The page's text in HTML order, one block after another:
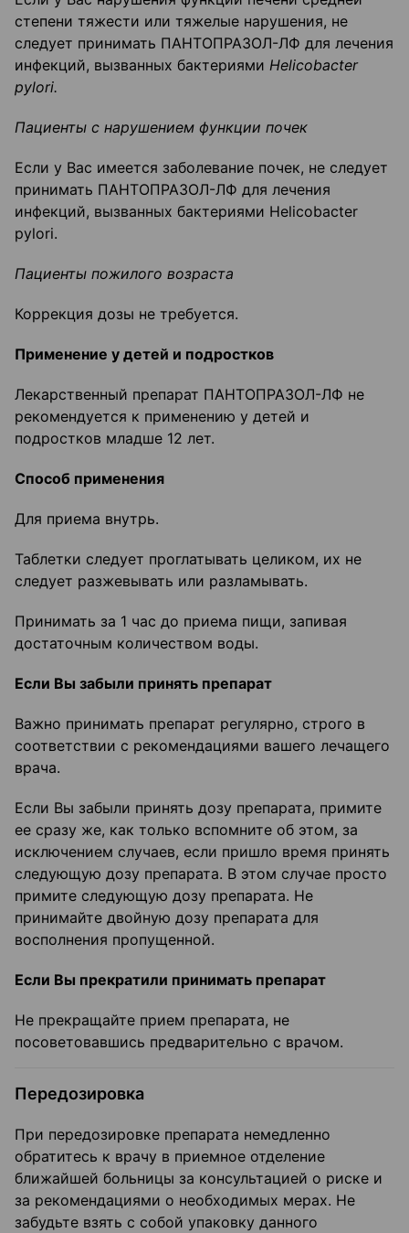
степени тяжести или тяжелые нарушения, не
следует принимать ПАНТОПРАЗОЛ-ЛФ для лечения
инфекций, вызванных бактериями Helicobacter
pylori.
Пациенты с нарушением функции почек
Если у Вас имеется заболевание почек, не следует
принимать ПАНТОПРАЗОЛ-ЛФ для лечения
инфекций, вызванных бактериями Helicobacter
pylori.
Пациенты пожилого возраста
Коррекция дозы не требуется.
Применение у детей и подростков
Лекарственный препарат ПАНТОПРАЗОЛ-ЛФ не
рекомендуется к применению у детей и
подростков младше 12 лет.
Способ применения
Для приема внутрь.
Таблетки следует проглатывать целиком, их не
следует разжевывать или разламывать.
Принимать за 1 час до приема пищи, запивая
достаточным количеством воды.
Если Вы забыли принять препарат
Важно принимать препарат регулярно, строго в
соответствии с рекомендациями вашего лечащего
врача.
Если Вы забыли принять дозу препарата, примите
ее сразу же, как только вспомните об этом, за
исключением случаев, если пришло время принять
следующую дозу препарата. В этом случае просто
примите следующую дозу препарата. Не
принимайте двойную дозу препарата для
восполнения пропущенной.
Если Вы прекратили принимать препарат
Не прекращайте прием препарата, не
посоветовавшись предварительно с врачом.
Передозировка
При передозировке препарата немедленно
обратитесь к врачу в приемное отделение
ближайшей больницы за консультацией о риске и
за рекомендациями о необходимых мерах. Не
забудьте взять с собой упаковку данного